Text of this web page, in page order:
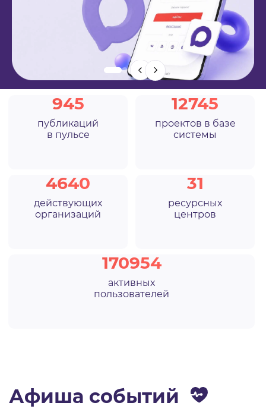
АНАЛИТИКА
БАЗА ЗНАНИЙ
ВИДЕОКУРСЫ
945
публикаций
в пульсе
12745
проектов в базе
системы
4640
действующих
организаций
31
ресурсных
центров
170954
активных
пользователей
Афиша событий